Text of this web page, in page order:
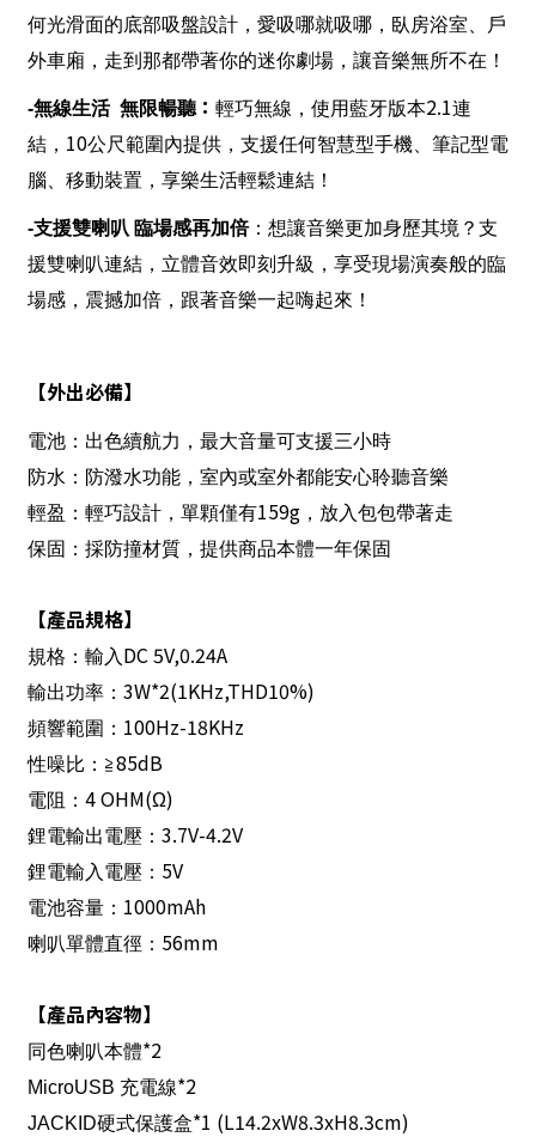
何光滑面的底部吸盤設計，愛吸哪就吸哪，臥房浴室、戶
外車廂，走到那都帶著你的迷你劇場，讓音樂無所不在！
-無線生活 無限暢聽： 輕巧無線，使用藍牙版本2.1連
結， 10公尺範圍內提供，支援任何智慧型手機、筆記型電
腦、移動裝置，享樂生活輕鬆連結！
-支援雙喇叭 臨場感再加倍：想讓音樂更加身歷其境？支
援雙喇叭連結，立體音效即刻升級，享受現場演奏般的臨
場感，震撼加倍，跟著音樂一起嗨起來！
【外出必備】
電池：出色續航力，最大音量可支援三小時
防水：防潑水功能，室內或室外都能安心聆聽音樂
輕盈：輕巧設計，單顆僅有159g ，放入包包帶著走
保固：採防撞材質，提供商品本體一年保固
【產品規格】
規格：輸入 DC 5V,0.24A
輸出功率： 3W*2(1KHz,THD10%)
頻響範圍： 100Hz-18KHz
性噪比：≧85dB
電阻： 4 OHM(Ω)
鋰電輸出電壓： 3.7V-4.2V
鋰電輸入電壓： 5V
電池容量： 1000mAh
喇叭單體直徑： 56mm
【產品內容物】
同色喇叭本體*2
MicroUSB 充電線*2
JACKID硬式保護盒*1 (L14.2xW8.3xH8.3cm)